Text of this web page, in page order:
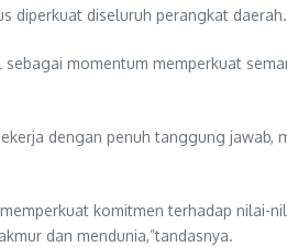
diperkuat diseluruh perangkat daerah.
momentum memperkuat
dengan penuh tanggung jawab,
komitmen terhadap nilai-
dan mendunia,”tandasnya.